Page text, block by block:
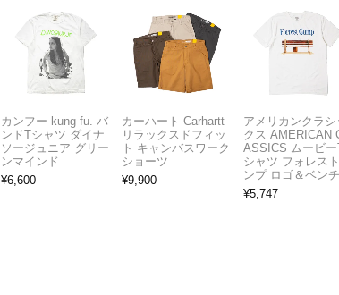
カンフー kung fu. バ
ンドTシャツ ダイナ
ソージュニア グリー
ンマインド
¥6,600
カーハート Carhartt
リラックスドフィッ
ト キャンバスワーク
ショーツ
¥9,900
アメリカンクラシ
クス AMERICAN
ASSICS ムービー
シャツ フォレス
ンプ ロゴ＆ベンチ
¥5,747